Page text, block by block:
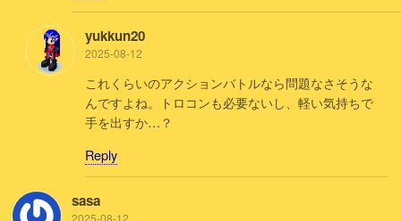
yukkun20
2025-08-12
これくらいのアクションバトルなら問題なさそうな
んですよね。トロコンも必要ないし、軽い気持ちで
手を出すか…？
Reply
sasa